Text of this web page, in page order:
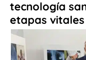
tecnología
etapas vitales